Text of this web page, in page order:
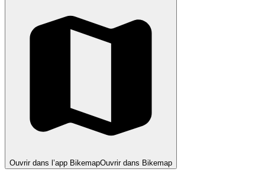
Ouvrir dans l’app BikemapOuvrir dans Bikemap